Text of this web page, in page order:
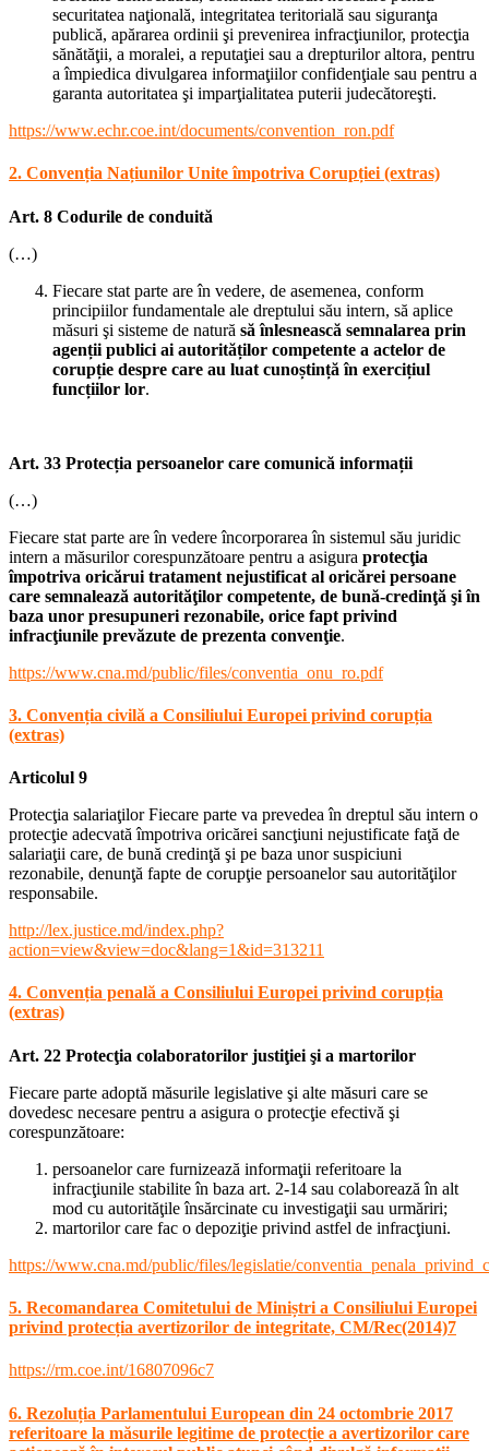
securitatea naţională, integritatea teritorială sau siguranţa
publică, apărarea ordinii şi prevenirea infracţiunilor, protecţia
sănătăţii, a moralei, a reputaţiei sau a drepturilor altora, pentru
a împiedica divulgarea informaţiilor confidenţiale sau pentru a
garanta autoritatea şi imparţialitatea puterii judecătoreşti.
https://www.echr.coe.int/documents/convention_ron.pdf
2. Convenția Națiunilor Unite împotriva Corupției (extras)
Art. 8 Codurile de conduită
(…)
Fiecare stat parte are în vedere, de asemenea, conform
principiilor fundamentale ale dreptului său intern, să aplice
măsuri şi sisteme de natură să înlesnească semnalarea prin
agenții publici ai autorităților competente a actelor de
corupție despre care au luat cunoștință în exercițiul
funcțiilor lor.
Art. 33 Protecția persoanelor care comunică informații
(…)
Fiecare stat parte are în vedere încorporarea în sistemul său juridic
intern a măsurilor corespunzătoare pentru a asigura protecţia
împotriva oricărui tratament nejustificat al oricărei persoane
care semnalează autorităţilor competente, de bună-credinţă şi în
baza unor presupuneri rezonabile, orice fapt privind
infracţiunile prevăzute de prezenta convenţie.
https://www.cna.md/public/files/conventia_onu_ro.pdf
3. Convenția civilă a Consiliului Europei privind corupția
(extras)
Articolul 9
Protecţia salariaţilor Fiecare parte va prevedea în dreptul său intern o
protecţie adecvată împotriva oricărei sancţiuni nejustificate faţă de
salariaţii care, de bună credinţă şi pe baza unor suspiciuni
rezonabile, denunţă fapte de corupţie persoanelor sau autorităţilor
responsabile.
http://lex.justice.md/index.php?
action=view&view=doc&lang=1&id=313211
4. Convenția penală a Consiliului Europei privind corupția
(extras)
Art. 22 Protecţia colaboratorilor justiţiei şi a martorilor
Fiecare parte adoptă măsurile legislative şi alte măsuri care se
dovedesc necesare pentru a asigura o protecţie efectivă şi
corespunzătoare:
persoanelor care furnizează informaţii referitoare la
infracţiunile stabilite în baza art. 2-14 sau colaborează în alt
mod cu autorităţile însărcinate cu investigaţii sau urmăriri;
martorilor care fac o depoziţie privind astfel de infracţiuni.
https://www.cna.md/public/files/legislatie/
5. Recomandarea Comitetului de Miniștri a Consiliului Europei
privind protecția avertizorilor de integritate, CM/Rec(2014)7
https://rm.coe.int/16807096c7
6. Rezoluția Parlamentului European din 24 octombrie 2017
referitoare la măsurile legitime de protecție a avertizorilor care